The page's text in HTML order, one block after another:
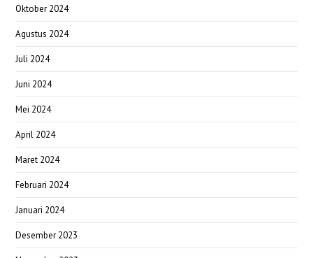
Oktober 2024
Agustus 2024
Juli 2024
Juni 2024
Mei 2024
April 2024
Maret 2024
Februari 2024
Januari 2024
Desember 2023